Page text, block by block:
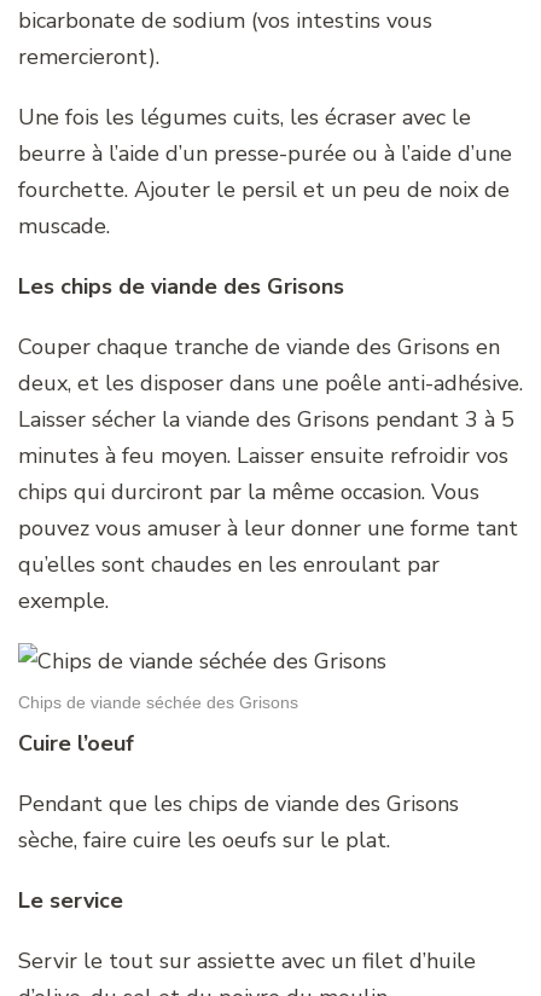
bicarbonate de sodium (vos intestins vous
remercieront).
Une fois les légumes cuits, les écraser avec le
beurre à l’aide d’un presse-purée ou à l’aide d’une
fourchette. Ajouter le persil et un peu de noix de
muscade.
Les chips de viande des Grisons
Couper chaque tranche de viande des Grisons en
deux, et les disposer dans une poêle anti-adhésive.
Laisser sécher la viande des Grisons pendant 3 à 5
minutes à feu moyen. Laisser ensuite refroidir vos
chips qui durciront par la même occasion. Vous
pouvez vous amuser à leur donner une forme tant
qu’elles sont chaudes en les enroulant par
exemple.
Chips de viande séchée des Grisons
Cuire l’oeuf
Pendant que les chips de viande des Grisons
sèche, faire cuire les oeufs sur le plat.
Le service
Servir le tout sur assiette avec un filet d’huile